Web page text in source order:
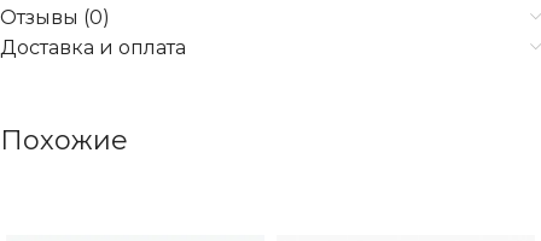
Отзывы (0)
Доставка и оплата
Похожие